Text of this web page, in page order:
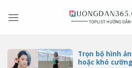
Trọn bộ hình
hoặc khó cưỡng